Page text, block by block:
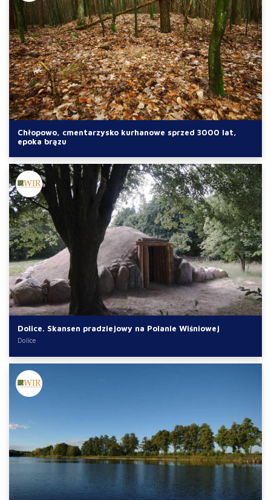
Chłopowo, cmentarzysko kurhanowe sprzed 3000 lat,
epoka brązu
Dolice. Skansen pradziejowy na Polanie Wiśniowej
Dolice